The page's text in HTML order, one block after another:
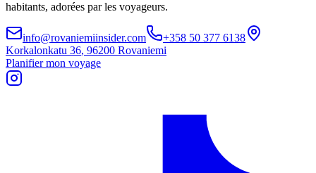
habitants, adorées par les voyageurs.
info@rovaniemiinsider.com
+358 50 377 6138
Korkalonkatu 36, 96200 Rovaniemi
Planifier mon voyage